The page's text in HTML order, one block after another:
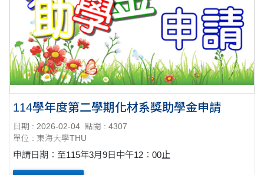
114學年度第二學期化材系獎助學金申請
日期 : 2026-02-04 點閱 : 4307
單位 : 東海大學THU
申請日期：至115年3月9日中午12：00止